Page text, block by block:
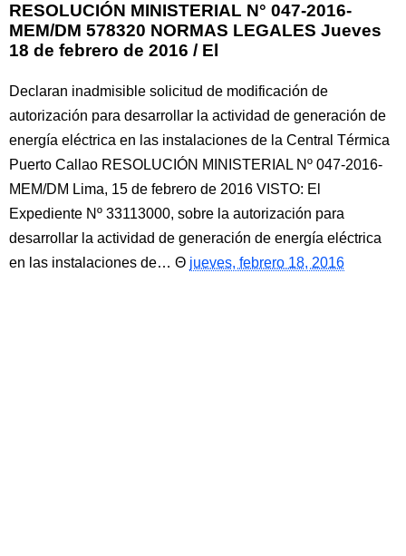
RESOLUCIÓN MINISTERIAL N° 047-2016-
MEM/DM 578320 NORMAS LEGALES Jueves
18 de febrero de 2016 / El
Declaran inadmisible solicitud de modificación de
autorización para desarrollar la actividad de generación de
energía eléctrica en las instalaciones de la Central Térmica
Puerto Callao RESOLUCIÓN MINISTERIAL Nº 047-2016-
MEM/DM Lima, 15 de febrero de 2016 VISTO: El
Expediente Nº 33113000, sobre la autorización para
desarrollar la actividad de generación de energía eléctrica
en las instalaciones de…
jueves, febrero 18, 2016